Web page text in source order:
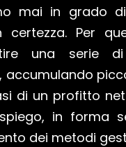
mai in grado
certezza. Per
una serie di
accumulando
di un profitto
in forma
dei metodi